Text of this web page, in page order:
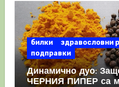
билки
здравословни
подправки
Динамично дуо:
ЧЕРНИЯ ПИПЕР са